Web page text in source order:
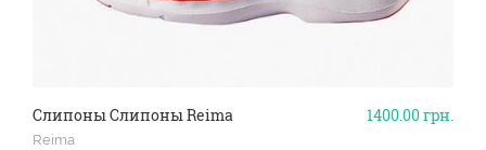
1400.00грн.
Слипоны Слипоны Reima
Reima